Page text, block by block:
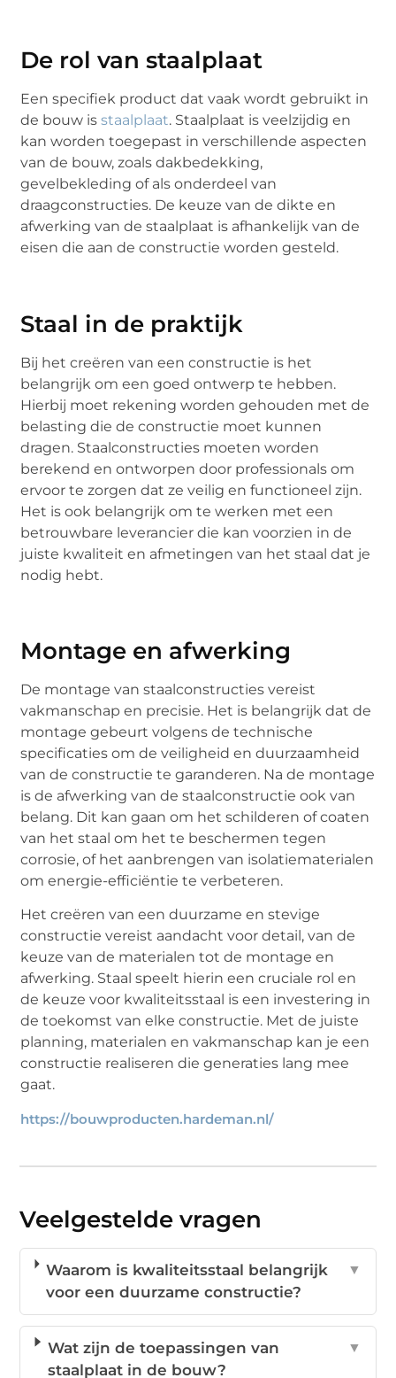
De rol van staalplaat
Een specifiek product dat vaak wordt gebruikt in
de bouw isstaalplaat. Staalplaat is veelzijdig en
kan worden toegepast in verschillende aspecten
van de bouw, zoals dakbedekking,
gevelbekleding of als onderdeel van
draagconstructies. De keuze van de dikte en
afwerking van de staalplaat is afhankelijk van de
eisen die aan de constructie worden gesteld.
Staal in de praktijk
Bij het creëren van een constructie is het
belangrijk om een goed ontwerp te hebben.
Hierbij moet rekening worden gehouden met de
belasting die de constructie moet kunnen
dragen. Staalconstructies moeten worden
berekend en ontworpen door professionals om
ervoor te zorgen dat ze veilig en functioneel zijn.
Het is ook belangrijk om te werken met een
betrouwbare leverancier die kan voorzien in de
juiste kwaliteit en afmetingen van het staal dat je
nodig hebt.
Montage en afwerking
De montage van staalconstructies vereist
vakmanschap en precisie. Het is belangrijk dat de
montage gebeurt volgens de technische
specificaties om de veiligheid en duurzaamheid
van de constructie te garanderen. Na de montage
is de afwerking van de staalconstructie ook van
belang. Dit kan gaan om het schilderen of coaten
van het staal om het te beschermen tegen
corrosie, of het aanbrengen van isolatiematerialen
om energie-efficiëntie te verbeteren.
Het creëren van een duurzame en stevige
constructie vereist aandacht voor detail, van de
keuze van de materialen tot de montage en
afwerking. Staal speelt hierin een cruciale rol en
de keuze voor kwaliteitsstaal is een investering in
de toekomst van elke constructie. Met de juiste
planning, materialen en vakmanschap kan je een
constructie realiseren die generaties lang mee
gaat.
https://bouwproducten.hardeman.nl/
Veelgestelde vragen
Waarom is kwaliteitsstaal belangrijk
voor een duurzame constructie?
▼
Wat zijn de toepassingen van
staalplaat in de bouw?
▼